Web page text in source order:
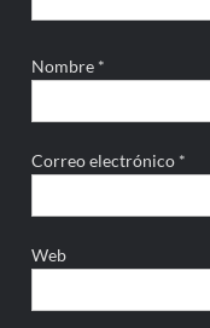
Nombre *
Correo electrónico *
Web